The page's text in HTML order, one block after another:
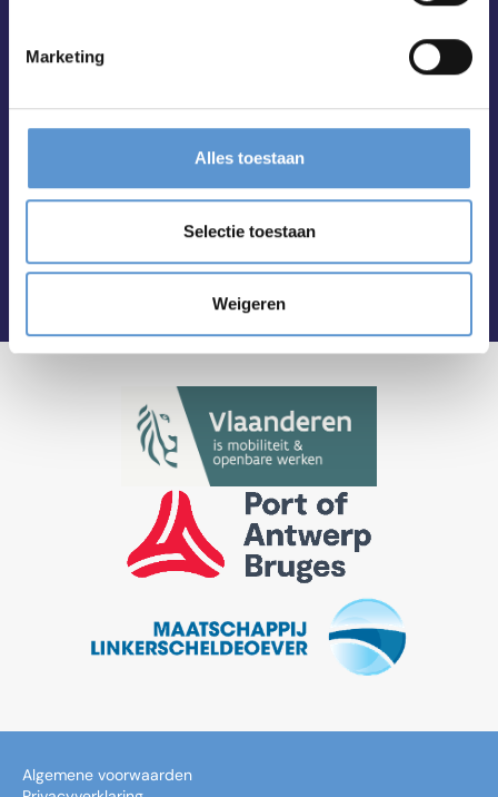
Marketing
Alles toestaan
Selectie toestaan
Weigeren
Algemene voorwaarden